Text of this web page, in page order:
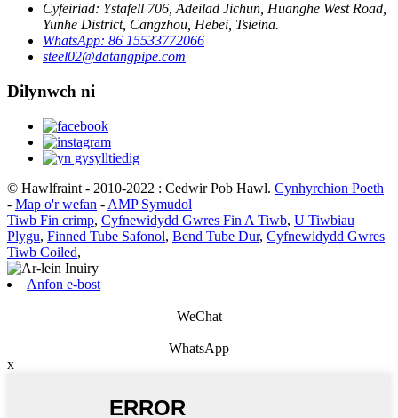
Cyfeiriad: Ystafell 706, Adeilad Jichun, Huanghe West Road,
Yunhe District, Cangzhou, Hebei, Tsieina.
WhatsApp: 86 15533772066
steel02@datangpipe.com
Dilynwch ni
© Hawlfraint - 2010-2022 : Cedwir Pob Hawl. Cynhyrchion Poeth
- Map o'r wefan - AMP Symudol
Tiwb Fin crimp, Cyfnewidydd Gwres Fin A Tiwb, U Tiwbiau
Plygu, Finned Tube Safonol, Bend Tube Dur, Cyfnewidydd Gwres
Tiwb Coiled,
Anfon e-bost
WeChat
WhatsApp
x